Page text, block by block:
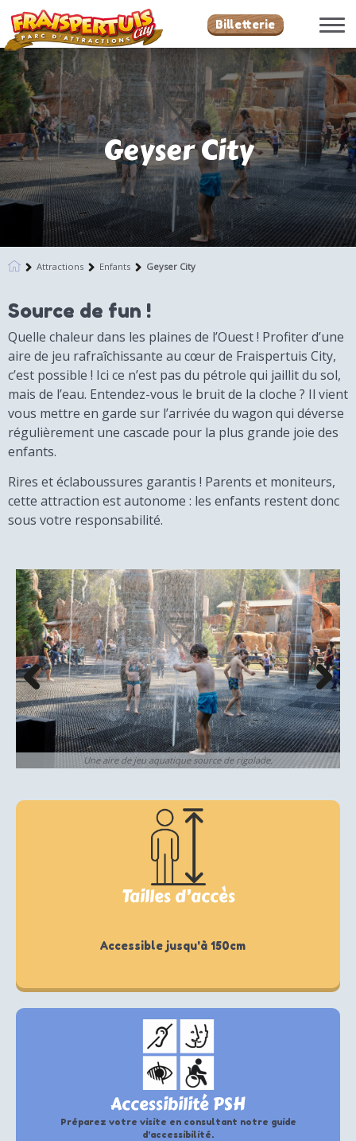
Billetterie
Geyser City
Attractions Enfants Geyser City
Source de fun !
Quelle chaleur dans les plaines de l’Ouest ! Profiter d’une
aire de jeu rafraîchissante au cœur de Fraispertuis City,
c’est possible ! Ici ce n’est pas du pétrole qui jaillit du sol,
mais de l’eau. Entendez-vous le bruit de la cloche ? Il vient
vous mettre en garde sur l’arrivée du wagon qui déverse
régulièrement une cascade pour la plus grande joie des
enfants.
Rires et éclaboussures garantis ! Parents et moniteurs,
cette attraction est autonome : les enfants restent donc
sous votre responsabilité.
Une aire de jeu aquatique source de rigolade.
Tailles d’accès
Accessible jusqu'à 150cm
Accessibilité PSH
Préparez votre visite en consultant notre guide
d’accessibilité.